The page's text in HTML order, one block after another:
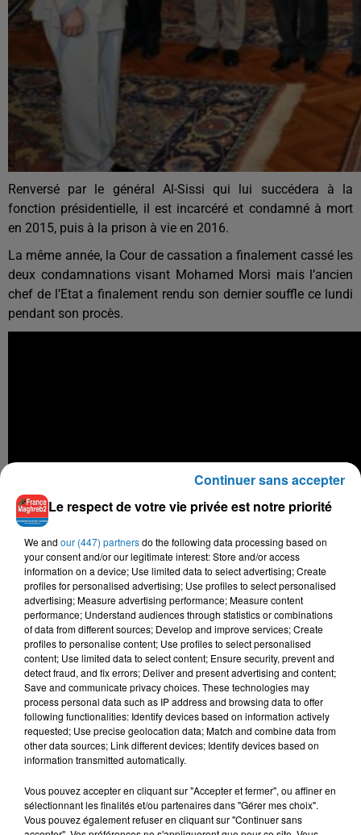
Renversé par le général Al-Sissi qui lui succédera à la
fonction présidentielle, il est incarcéré et condamné à mort
en 2015, puis à la prison à vie en 2016.
La même année, la Cour de cassation a finalement cassé les
deux condamnations visant Mohamed Morsi mais l’ancien
chef de l’Etat a finalement rendu son dernier souffle ce lundi
pendant son procès.
Le respect de votre vie privée est notre priorité
We and our (447) partnersdo the following data processing based on
your consent and/or our legitimate interest: Store and/or access
information on a device; Use limited data to select advertising; Create
profiles for personalised advertising; Use profiles to select personalised
advertising; Measure advertising performance; Measure content
performance; Understand audiences through statistics or combinations
of data from different sources; Develop and improve services; Create
profiles to personalise content; Use profiles to select personalised
content; Use limited data to select content; Ensure security, prevent and
detect fraud, and fix errors; Deliver and present advertising and content;
Save and communicate privacy choices. These technologies may
process personal data such as IP address and browsing data to offer
following functionalities: Identify devices based on information actively
requested; Use precise geolocation data; Match and combine data from
other data sources; Link different devices; Identify devices based on
information transmitted automatically.
Vous pouvez accepter en cliquant sur "Accepter et fermer", ou affiner en
sélectionnant les finalités et/ou partenaires dans "Gérer mes choix".
Vous pouvez également refuser en cliquant sur "Continuer sans
Continuer sans accepter